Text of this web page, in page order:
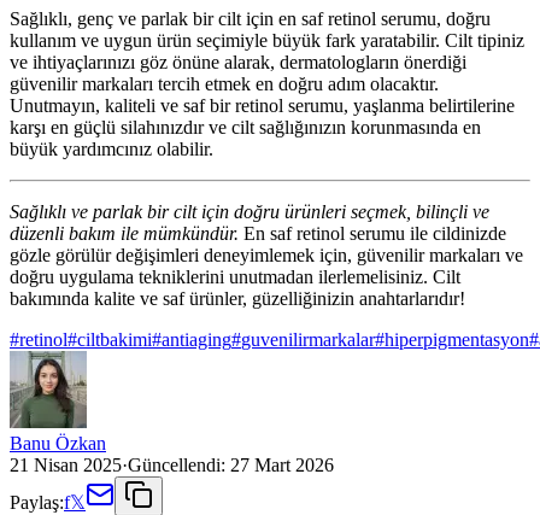
Sağlıklı, genç ve parlak bir cilt için en saf retinol serumu, doğru
kullanım ve uygun ürün seçimiyle büyük fark yaratabilir. Cilt tipiniz
ve ihtiyaçlarınızı göz önüne alarak, dermatologların önerdiği
güvenilir markaları tercih etmek en doğru adım olacaktır.
Unutmayın, kaliteli ve saf bir retinol serumu, yaşlanma belirtilerine
karşı en güçlü silahınızdır ve cilt sağlığınızın korunmasında en
büyük yardımcınız olabilir.
Sağlıklı ve parlak bir cilt için doğru ürünleri seçmek, bilinçli ve
düzenli bakım ile mümkündür. En saf retinol serumu ile cildinizde
gözle görülür değişimleri deneyimlemek için, güvenilir markaları ve
doğru uygulama tekniklerini unutmadan ilerlemelisiniz. Cilt
bakımında kalite ve saf ürünler, güzelliğinizin anahtarlarıdır!
#retinol#ciltbakimi#antiaging#guvenilirmarkalar#hiperpigmentasyon#
Banu Özkan
21 Nisan 2025·Güncellendi: 27 Mart 2026
Paylaş:f𝕏